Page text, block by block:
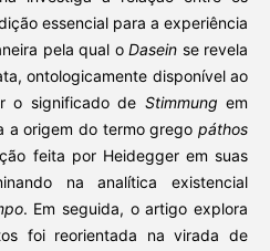
essencial para a experiência
pela qual oDasein se revela
ontologicamente disponível ao
o significado de Stimmung em
a origem do termo gregopáthos
feita por Heidegger em suas
na analítica existencial
. Em seguida, o artigo explora
foi reorientada na virada de